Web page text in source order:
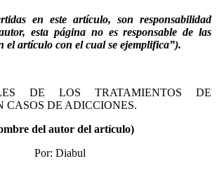
en este artículo, son responsabilidad
esta página no es responsable de las
el artículo con el cual se ejemplifica”).
DE LOS TRATAMIENTOS DE
CASOS DE ADICCIONES.
del autor del artículo)
Por: Diabul